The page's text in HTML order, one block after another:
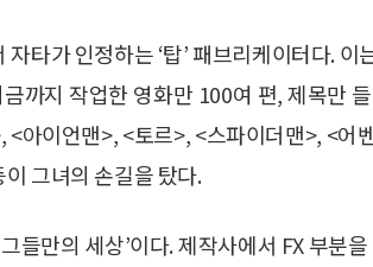
타가 인정하는 ‘탑’ 패브리케이터다. 이
까지 작업한 영화만 100여 편, 제목만
<아이언맨>, <토르>, <스파이더맨>, <어
그녀의 손길을 탔다.
들만의 세상’이다. 제작사에서 FX 부분